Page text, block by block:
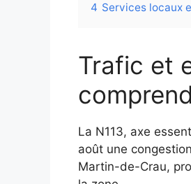
4 Services locaux
Trafic et
La N113, axe
août une
Martin-de-Crau,